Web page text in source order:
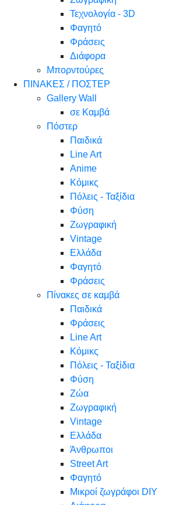
Τεχνολογία - 3D
Φαγητό
Φράσεις
Διάφορα
Μπορντούρες
ΠΙΝΑΚΕΣ / ΠΟΣΤΕΡ
Gallery Wall
σε Καμβά
Πόστερ
Παιδικά
Line Art
Anime
Κόμικς
Πόλεις - Ταξίδια
Φύση
Ζωγραφική
Vintage
Ελλάδα
Φαγητό
Φράσεις
Πίνακες σε καμβά
Παιδικά
Φράσεις
Line Art
Κόμικς
Πόλεις - Ταξίδια
Φύση
Ζώα
Ζωγραφική
Vintage
Ελλάδα
Άνθρωποι
Street Art
Φαγητό
Μικροί ζωγράφοι DIY